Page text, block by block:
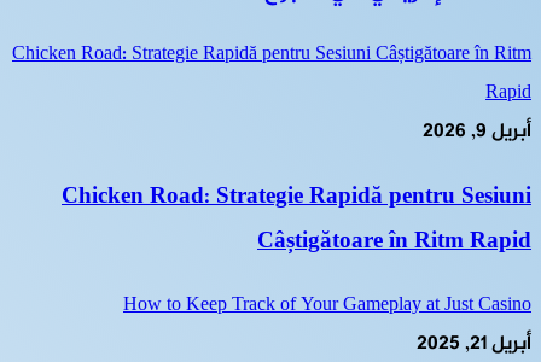
Chicken Road: Strategie Rapidă pentru Sesiuni Câștigătoare în Ritm
Rapid
أبريل 9, 2026
Chicken Road: Strategie Rapidă pentru Sesiuni
Câștigătoare în Ritm Rapid
How to Keep Track of Your Gameplay at Just Casino
أبريل 21, 2025